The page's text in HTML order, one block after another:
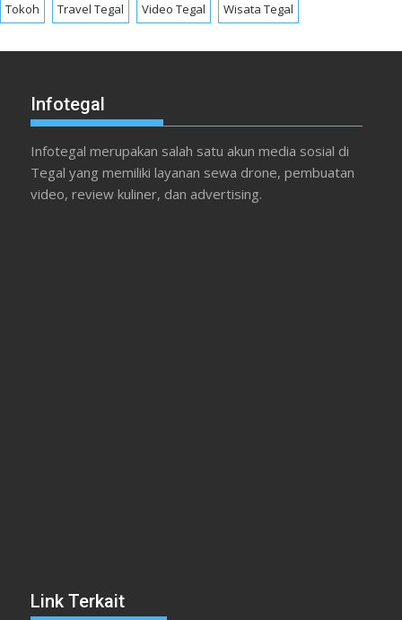
Tokoh Travel Tegal Video Tegal Wisata Tegal
Infotegal
Infotegal merupakan salah satu akun media sosial di
Tegal yang memiliki layanan sewa drone, pembuatan
video, review kuliner, dan advertising.
Link Terkait